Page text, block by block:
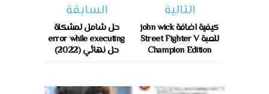
التالية
كيفية اضافة john wick
للعبة Street Fighter V
Champion Edition
السابقة
حل شامل لمشكلة
error while executing
حل نهائي (2022)